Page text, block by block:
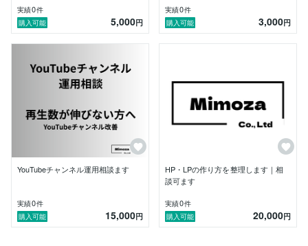
・制作だけで終わらない改善前提
・段階的な伴走支援
「何を改善すればいいか分からない」
そんなフェーズの方に多くご相談いただいています。
お気軽にご相談ください。
実績0件
購入可能
5,000円
実績0件
購入可能
3,000円
YouTubeチャンネル運用相談ます
実績0件
購入可能
15,000円
HP・LPの作り方を整理します｜相
談可ます
実績0件
購入可能
20,000円